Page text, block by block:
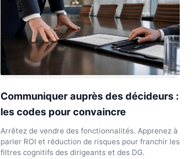
Communiquer auprès des décideurs :
les codes pour convaincre
Arrêtez de vendre des fonctionnalités. Apprenez à
parler ROI et réduction de risques pour franchir les
filtres cognitifs des dirigeants et des DG.